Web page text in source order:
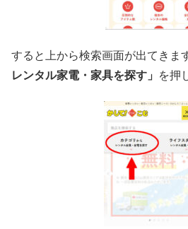
すると上から検索画面が出てきま
レンタル家電・家具を探す」
を押